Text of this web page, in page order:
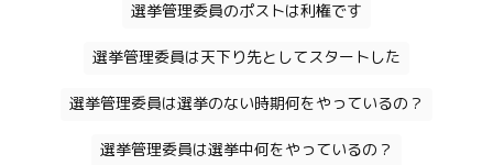
選挙管理委員のポストは利権です
選挙管理委員は天下り先としてスタートした
選挙管理委員は選挙のない時期何をやっているの？
選挙管理委員は選挙中何をやっているの？